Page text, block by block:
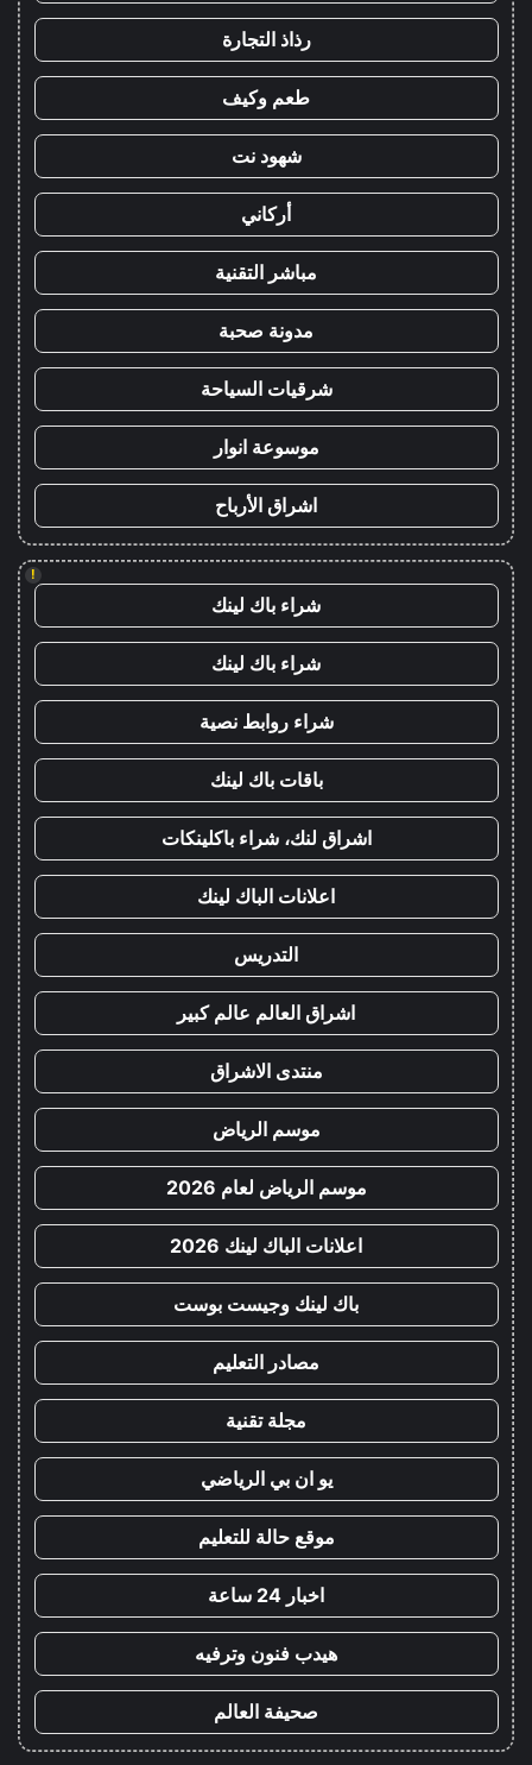
رذاذ التجارة
طعم وكيف
شهود نت
أركاني
مباشر التقنية
مدونة صحبة
شرقيات السياحة
موسوعة انوار
اشراق الأرباح
!
شراء باك لينك
شراء باك لينك
شراء روابط نصية
باقات باك لينك
اشراق لنك، شراء باكلينكات
اعلانات الباك لينك
التدريس
اشراق العالم عالم كبير
منتدى الاشراق
موسم الرياض
موسم الرياض لعام 2026
اعلانات الباك لينك 2026
باك لينك وجيست بوست
مصادر التعليم
مجلة تقنية
يو ان بي الرياضي
موقع حالة للتعليم
اخبار 24 ساعة
هيدب فنون وترفيه
صحيفة العالم